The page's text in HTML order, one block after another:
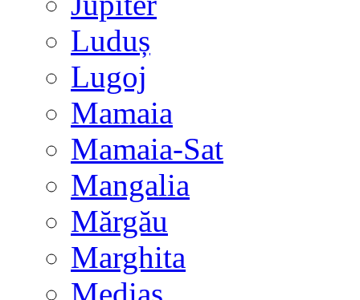
Luduș
Lugoj
Mamaia
Mamaia-Sat
Mangalia
Mărgău
Marghita